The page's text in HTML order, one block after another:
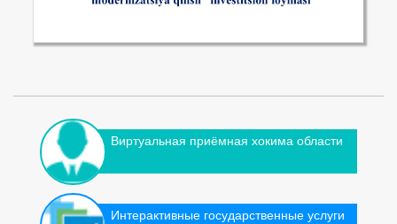
Виртуальная приёмная хокима области
Интерактивные государственные услуги